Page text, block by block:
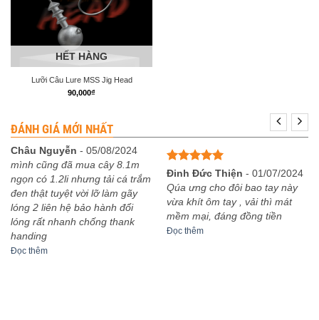
HẾT HÀNG
Lưỡi Câu Lure MSS Jig Head
90,000₫
ĐÁNH GIÁ MỚI NHẤT
Châu Nguyễn - 05/08/2024
mình cũng đã mua cây 8.1m
ngọn có 1.2li nhưng tải cá trắm
đen thật tuyệt vời lỡ làm gãy
lóng 2 liên hệ bảo hành đổi
lóng rất nhanh chống thank
handing
Đọc thêm
Được xếp
hạng
sao
Đinh Đức Thiện - 01/07/2024
Qúa ưng cho đôi bao tay này
vừa khít ôm tay , vải thì mát
mềm mại, đáng đồng tiền
Đọc thêm